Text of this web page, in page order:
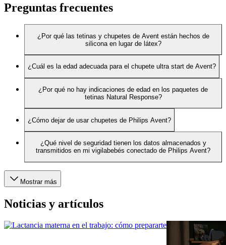
Preguntas frecuentes
¿Por qué las tetinas y chupetes de Avent están hechos de
silicona en lugar de látex?
¿Cuál es la edad adecuada para el chupete ultra start de Avent?
¿Por qué no hay indicaciones de edad en los paquetes de
tetinas Natural Response?
¿Cómo dejar de usar chupetes de Philips Avent?
¿Qué nivel de seguridad tienen los datos almacenados y
transmitidos en mi vigilabebés conectado de Philips Avent?
Mostrar más
Noticias y artículos